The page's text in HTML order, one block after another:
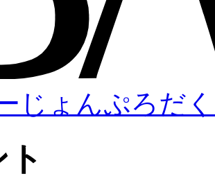
じょんぷろだ